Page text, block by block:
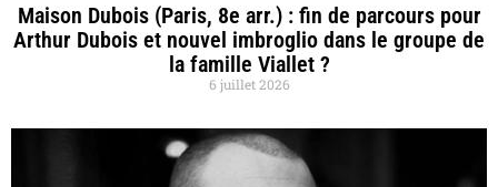
Maison Dubois (Paris, 8e arr.) : fin de parcours pour
Arthur Dubois et nouvel imbroglio dans le groupe de
la famille Viallet ?
6 juillet 2026